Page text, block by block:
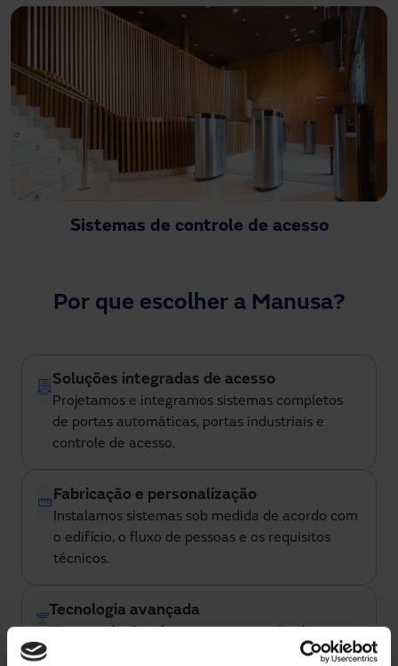
Sistemas de controle de acesso
Por que escolher a Manusa?
Soluções integradas de acesso
Projetamos e integramos sistemas completos
de portas automáticas, portas industriais e
controle de acesso.
Fabricação e personalização
Instalamos sistemas sob medida de acordo com
o edifício, o fluxo de pessoas e os requisitos
técnicos.
Tecnologia avançada
permitem monitoramento, controle remoto e